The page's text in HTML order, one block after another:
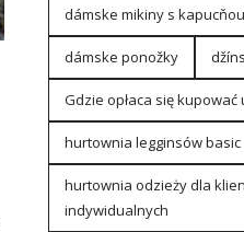
dámske mikiny s
dámske ponožky
Gdzie opłaca się kupować
hurtownia legginsów basic
hurtownia odzieży dla
indywidualnych